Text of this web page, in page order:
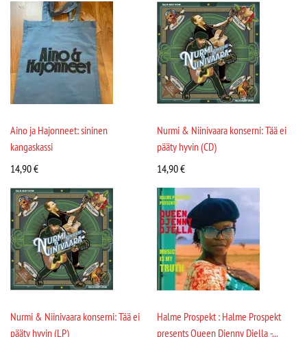
Aino ja Hajonneet: sininen
kangaskassi
14,90€
Nurmi & Niinivaara konserni: Tää ei
pääty hyvin (CD)
14,90€
Nurmi & Niinivaara konserni: Tää ei
pääty hyvin (LP)
Halme Prospekt : Halme Prospekt
presents Queen Djenny Djella -...